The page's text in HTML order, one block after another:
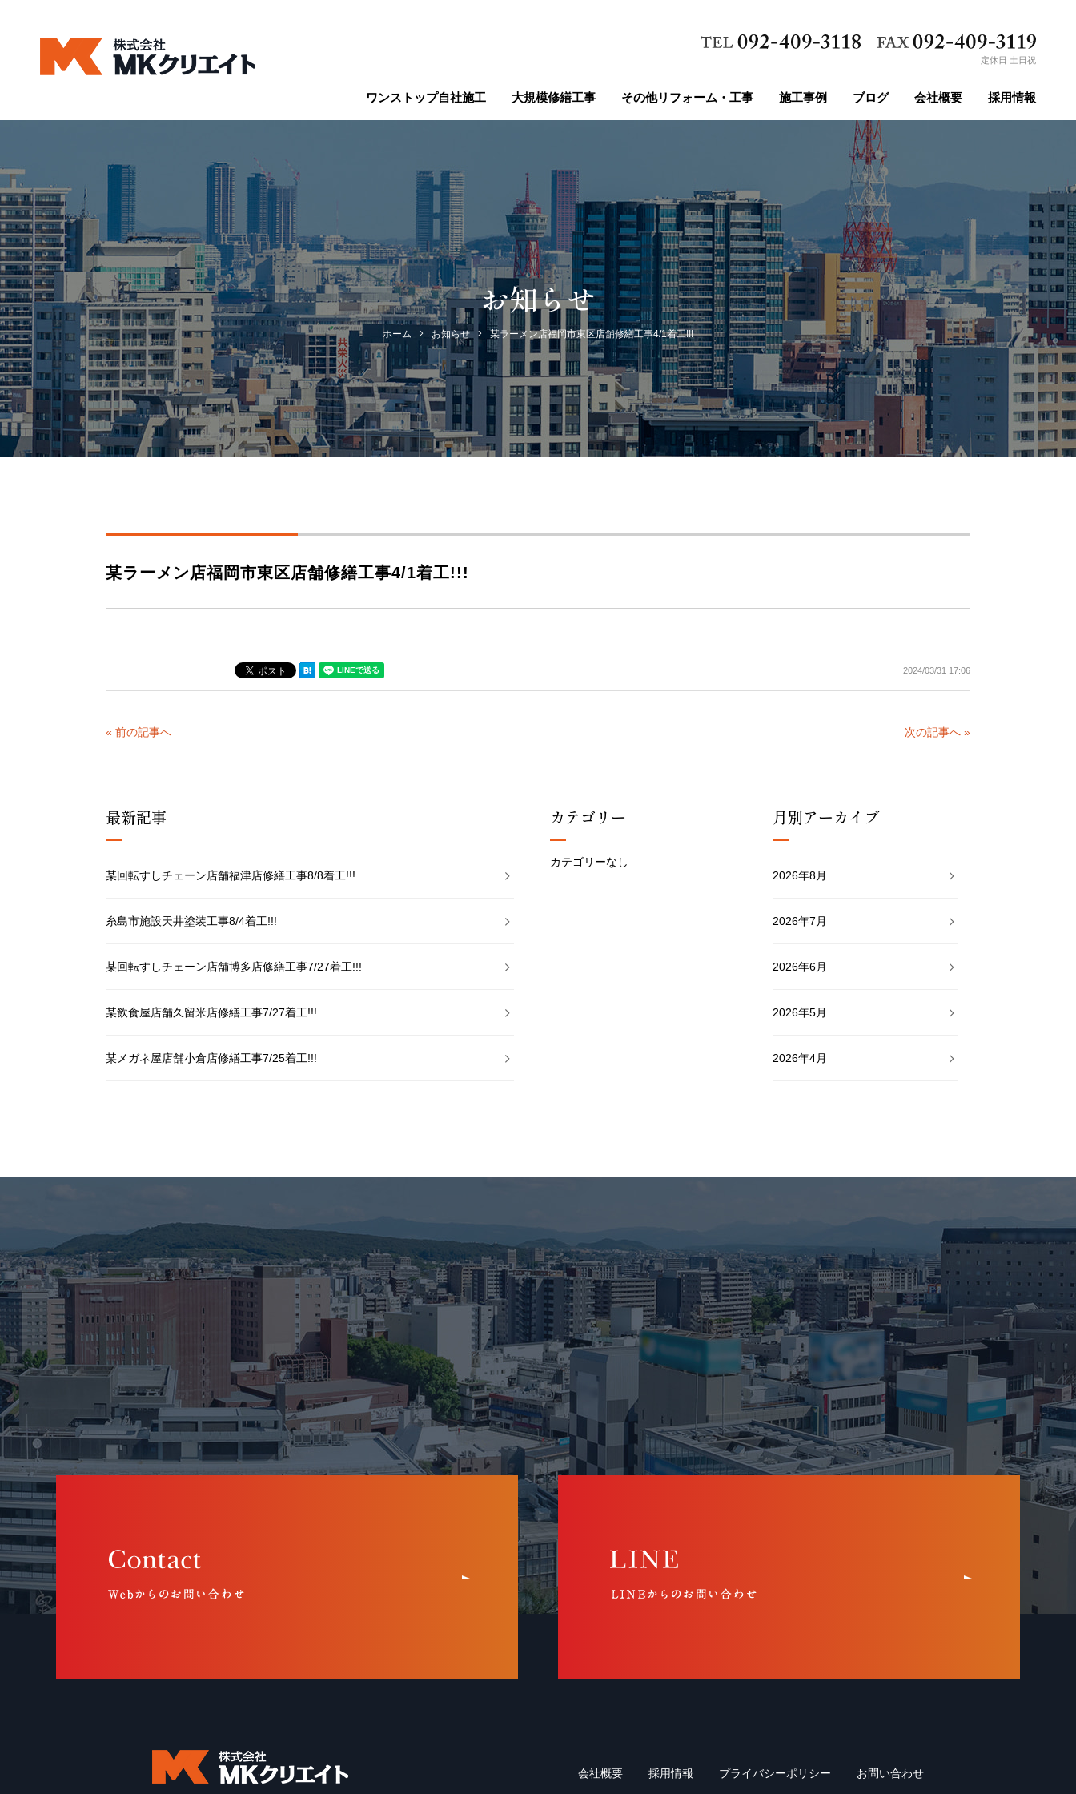
定休日 土日祝
ワンストップ自社施工 大規模修繕工事 その他リフォーム・工事 施工事例 ブログ 会社概要 採用情報
お知らせ
ホーム お知らせ 某ラーメン店福岡市東区店舗修繕工事4/1着工!!!
某ラーメン店福岡市東区店舗修繕工事4/1着工!!!
2024/03/31 17:06
« 前の記事へ 次の記事へ »
最新記事
某回転すしチェーン店舗福津店修繕工事8/8着工!!!
糸島市施設天井塗装工事8/4着工!!!
某回転すしチェーン店舗博多店修繕工事7/27着工!!!
某飲食屋店舗久留米店修繕工事7/27着工!!!
某メガネ屋店舗小倉店修繕工事7/25着工!!!
カテゴリー
カテゴリーなし
月別アーカイブ
2026年8月
2026年7月
2026年6月
2026年5月
2026年4月
2025年11月
2025年10月
2025年9月
会社概要 採用情報 プライバシーポリシー お問い合わせ